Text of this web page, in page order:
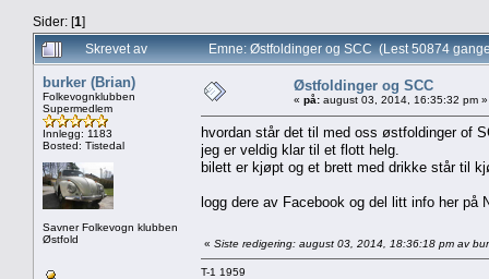
Sider: [1]
Skrevet av
Emne: Østfoldinger og SCC (Lest 50874
burker (Brian)
Folkevognklubben
Supermedlem
Innlegg: 1183
Bosted: Tistedal
Savner Folkevogn klubben
Østfold
Østfoldinger og SCC
« på: august 03, 2014, 16:35:32 pm »
hvordan står det til med oss østfoldinger of
jeg er veldig klar til et flott helg.
bilett er kjøpt og et brett med drikke står til
logg dere av Facebook og del litt info her på
« Siste redigering: august 03, 2014, 18:36:18 pm av
T-1 1959